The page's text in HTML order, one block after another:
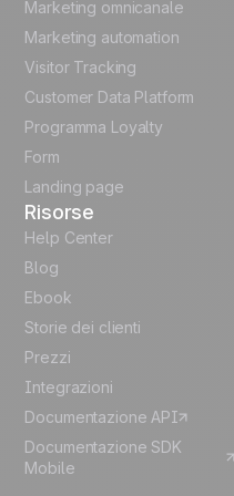
French
Polish
German
Español
Marketing omnicanale
Marketing automation
Visitor Tracking
Customer Data Platform
Programma Loyalty
Form
Landing page
Risorse
Help Center
Blog
Ebook
Storie dei clienti
Prezzi
Integrazioni
Documentazione API
Documentazione SDK
Mobile